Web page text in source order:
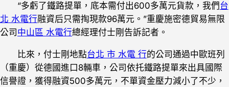
“多虧了鐵路提單，底本需付出600多萬元貨款，我們台
北 水電行融資后只需掏現款96萬元。”重慶施密德貿易無限
公司 中山區 水電行總經理付士剛告訴記者。
比來，付士剛地點台北 市 水電 行的公司通過中歐班列
（重慶）從德國進口8輛車，公司依托鐵路提單來出具國際
信譽證，獲得融資500多萬元，不單資金壓力減小了不少，